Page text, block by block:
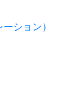
ション）